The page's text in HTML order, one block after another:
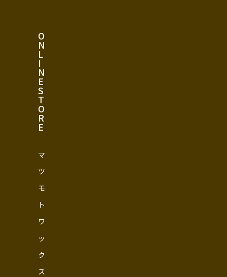
O
N
L
I
N
E
S
T
O
R
E
マ
ツ
モ
ト
ワ
ッ
ク
ス